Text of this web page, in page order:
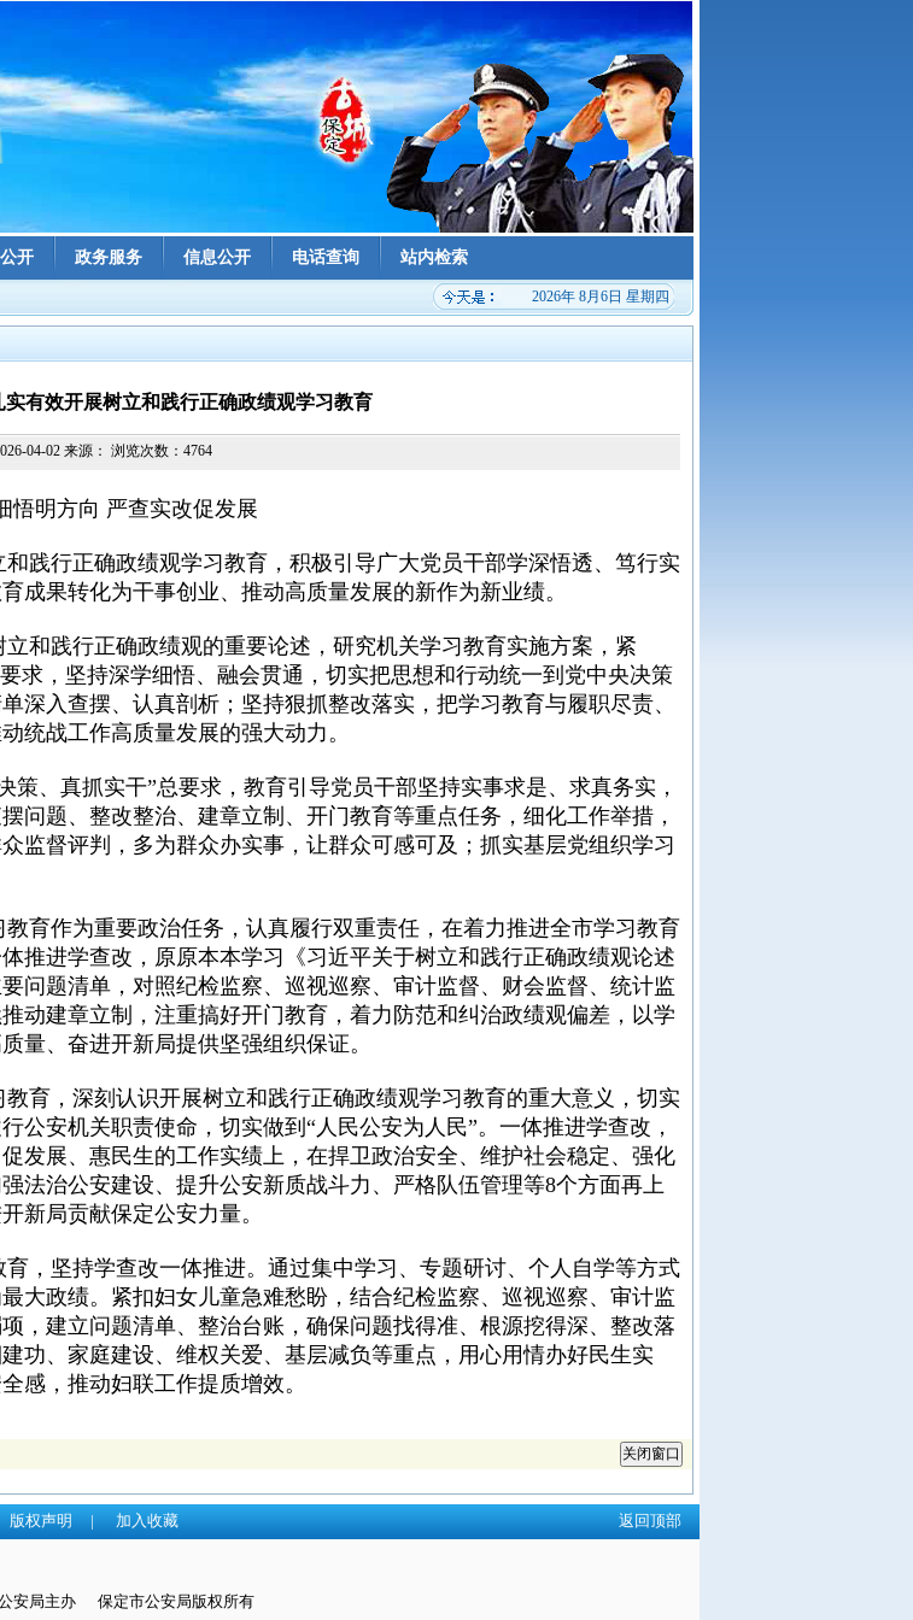
开 政务服务 信息公开 电话查询 站内检索
2026年 8月6日 星期四
有效开展树立和践行正确政绩观学习教育
04-02 来源： 浏览次数：4764
悟明方向 严查实改促发展
行正确政绩观学习教育，积极引导广大党员干部学深悟透、笃行实
成果转化为干事创业、推动高质量发展的新作为新业绩。
践行正确政绩观的重要论述，研究机关学习教育实施方案，紧
求，坚持深学细悟、融会贯通，切实把思想和行动统一到党中央决策
深入查摆、认真剖析；坚持狠抓整改落实，把学习教育与履职尽责、
统战工作高质量发展的强大动力。
真抓实干”总要求，教育引导党员干部坚持实事求是、求真务实，
问题、整改整治、建章立制、开门教育等重点任务，细化工作举措，
监督评判，多为群众办实事，让群众可感可及；抓实基层党组织学习
作为重要政治任务，认真履行双重责任，在着力推进全市学习教育
推进学查改，原原本本学习《习近平关于树立和践行正确政绩观论述
问题清单，对照纪检监察、巡视巡察、审计监督、财会监督、统计监
动建章立制，注重搞好开门教育，着力防范和纠治政绩观偏差，以学
量、奋进开新局提供坚强组织保证。
，深刻认识开展树立和践行正确政绩观学习教育的重大意义，切实
公安机关职责使命，切实做到“人民公安为人民”。一体推进学查改，
发展、惠民生的工作实绩上，在捍卫政治安全、维护社会稳定、强化
法治公安建设、提升公安新质战斗力、严格队伍管理等8个方面再上
新局贡献保定公安力量。
坚持学查改一体推进。通过集中学习、专题研讨、个人自学等方式
大政绩。紧扣妇女儿童急难愁盼，结合纪检监察、巡视巡察、审计监
，建立问题清单、整治台账，确保问题找得准、根源挖得深、整改落
功、家庭建设、维权关爱、基层减负等重点，用心用情办好民生实
感，推动妇联工作提质增效。
版权声明 | 加入收藏 返回顶部
安局主办 保定市公安局版权所有